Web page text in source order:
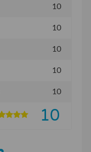
10
10
10
10
10
10